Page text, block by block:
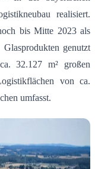
realisiert.
bis Mitte 2023 als
genutzt
32.127 m² großen
von ca.
umfasst.